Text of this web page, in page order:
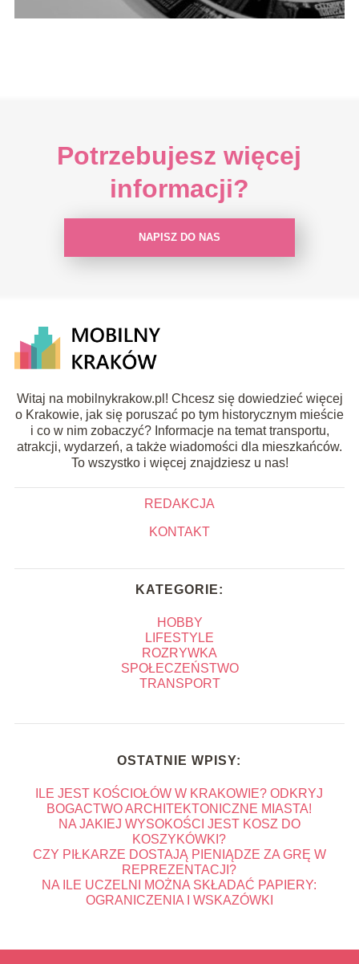
Potrzebujesz więcej
informacji?
NAPISZ DO NAS
Witaj na mobilnykrakow.pl! Chcesz się dowiedzieć więcej
o Krakowie, jak się poruszać po tym historycznym mieście
i co w nim zobaczyć? Informacje na temat transportu,
atrakcji, wydarzeń, a także wiadomości dla mieszkańców.
To wszystko i więcej znajdziesz u nas!
REDAKCJA
KONTAKT
KATEGORIE:
HOBBY
LIFESTYLE
ROZRYWKA
SPOŁECZEŃSTWO
TRANSPORT
OSTATNIE WPISY:
ILE JEST KOŚCIOŁÓW W KRAKOWIE? ODKRYJ
BOGACTWO ARCHITEKTONICZNE MIASTA!
NA JAKIEJ WYSOKOŚCI JEST KOSZ DO
KOSZYKÓWKI?
CZY PIŁKARZE DOSTAJĄ PIENIĄDZE ZA GRĘ W
REPREZENTACJI?
NA ILE UCZELNI MOŻNA SKŁADAĆ PAPIERY:
OGRANICZENIA I WSKAZÓWKI